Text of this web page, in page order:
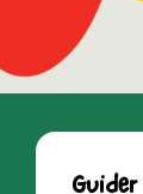
Guider